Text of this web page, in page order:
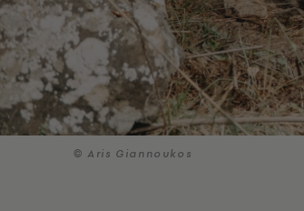
© Aris Giannoukos